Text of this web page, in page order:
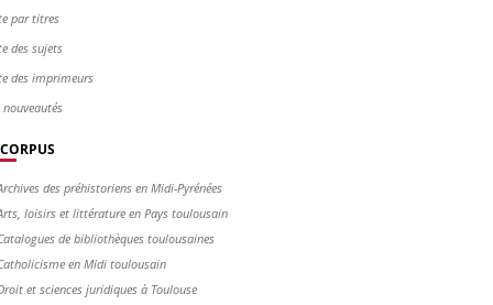
par titres
des sujets
des imprimeurs
nouveautés
CORPUS
des préhistoriens en Midi-Pyrénées
loisirs et littérature en Pays toulousain
de bibliothèques toulousaines
en Midi toulousain
et sciences juridiques à Toulouse